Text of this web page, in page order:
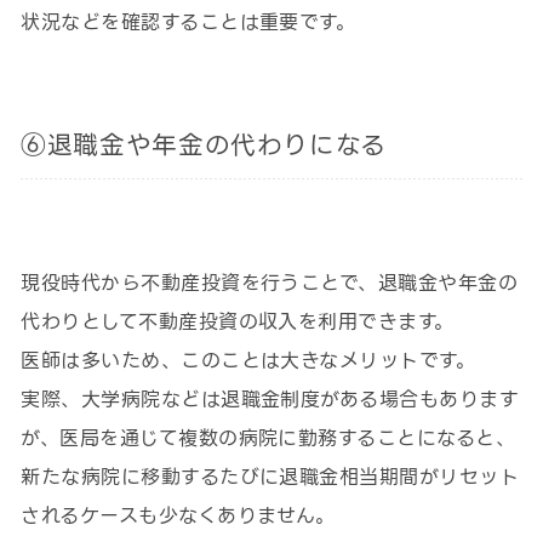
状況などを確認することは重要です。
⑥退職金や年金の代わりになる
現役時代から不動産投資を行うことで、退職金や年金の
代わりとして不動産投資の収入を利用できます。
医師は多いため、このことは大きなメリットです。
実際、大学病院などは退職金制度がある場合もあります
が、医局を通じて複数の病院に勤務することになると、
新たな病院に移動するたびに退職金相当期間がリセット
されるケースも少なくありません。